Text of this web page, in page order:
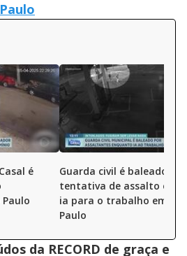
é
Guarda civil é baleado em
tentativa de assalto
ia para o trabalho em
Paulo
da RECORD de graça e